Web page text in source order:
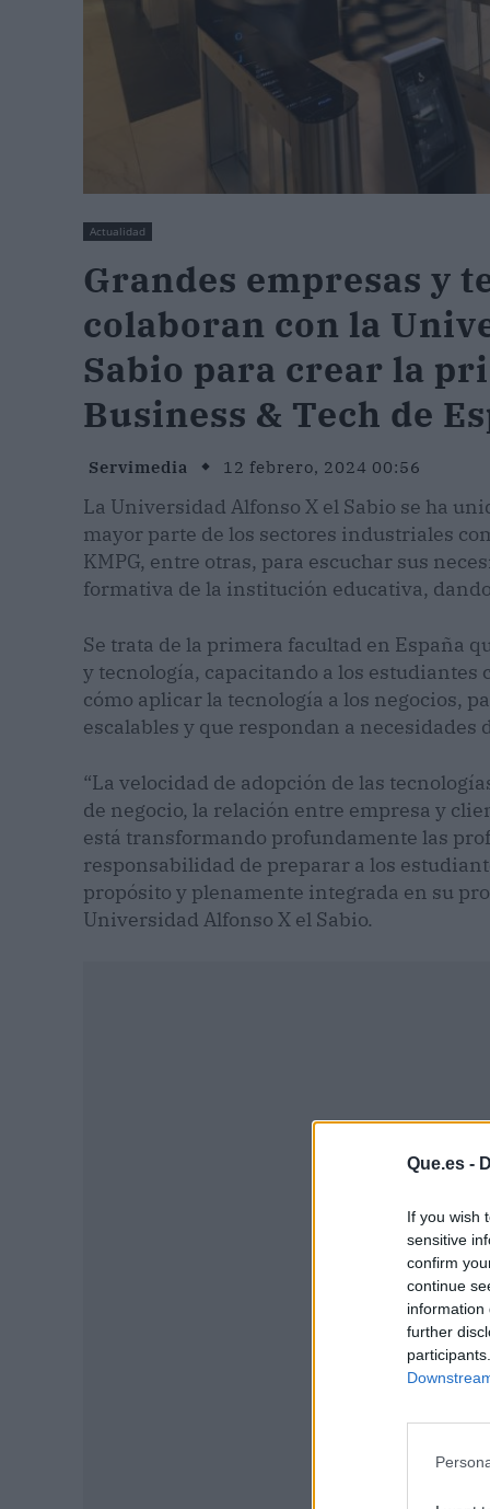
Que.es -
If you wish
sensitive
confirm
continue
information
further
Actualidad
Grandes empresas y
colaboran con la
Sabio para crear la
Business & Tech de
Servimedia 12 febrero, 2024 00:56
La Universidad Alfonso X el Sabio se ha
mayor parte de los sectores industriales
KMPG, entre otras, para escuchar sus
formativa de la institución educativa,
Se trata de la primera facultad en España
y tecnología, capacitando a los
cómo aplicar la tecnología a los negocios,
escalables y que respondan a necesidades
“La velocidad de adopción de las
de negocio, la relación entre empresa y
está transformando profundamente las
responsabilidad de preparar a los
propósito y plenamente integrada en su
Universidad Alfonso X el Sabio.